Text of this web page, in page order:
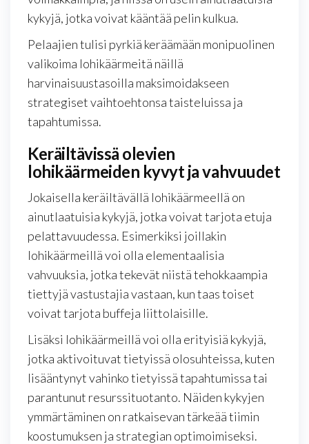
kykyjä, jotka voivat kääntää pelin kulkua.
Pelaajien tulisi pyrkiä keräämään monipuolinen
valikoima lohikäärmeitä näillä
harvinaisuustasoilla maksimoidakseen
strategiset vaihtoehtonsa taisteluissa ja
tapahtumissa.
Keräiltävissä olevien
lohikäärmeiden kyvyt ja vahvuudet
Jokaisella keräiltävällä lohikäärmeellä on
ainutlaatuisia kykyjä, jotka voivat tarjota etuja
pelattavuudessa. Esimerkiksi joillakin
lohikäärmeillä voi olla elementaalisia
vahvuuksia, jotka tekevät niistä tehokkaampia
tiettyjä vastustajia vastaan, kun taas toiset
voivat tarjota buffeja liittolaisille.
Lisäksi lohikäärmeillä voi olla erityisiä kykyjä,
jotka aktivoituvat tietyissä olosuhteissa, kuten
lisääntynyt vahinko tietyissä tapahtumissa tai
parantunut resurssituotanto. Näiden kykyjen
ymmärtäminen on ratkaisevan tärkeää tiimin
koostumuksen ja strategian optimoimiseksi.